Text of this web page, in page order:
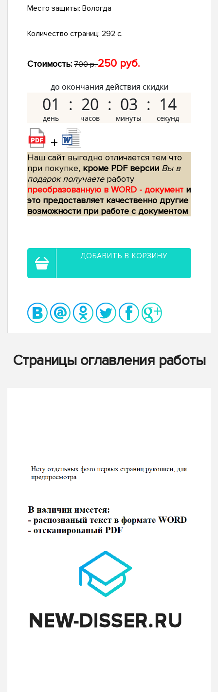
Место защиты: Вологда
Количество страниц: 292 с.
Стоимость: 700 р.250 руб.
до окончания действия скидки
01 20 03 13
+
Наш сайт выгодно отличается тем что
при покупке, кроме PDF версии Вы в
подарок получаетеработу
преобразованную в WORD - документ и
это предоставляет качественно другие
возможности при работе с документом
ДОБАВИТЬ В КОРЗИНУ
Страницы оглавления работы